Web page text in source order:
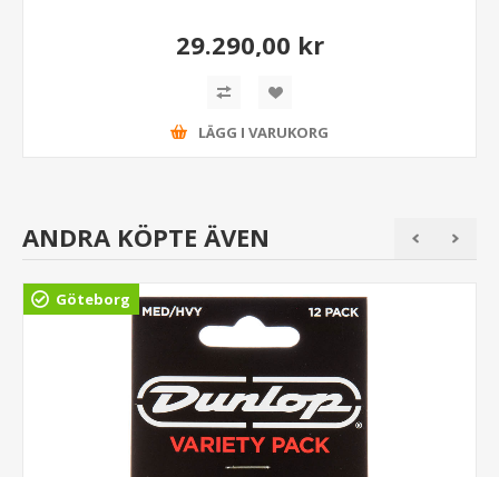
29.290,00 kr
LÄGG I VARUKORG
ANDRA KÖPTE ÄVEN
Göteborg